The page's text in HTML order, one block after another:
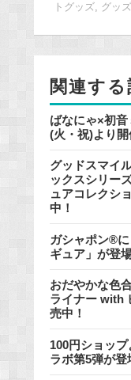
b
o
o
トグッズ, グッ
関連する
ばなにゃ×初
(火・祝)より開
グッドスマイ
ックスシリー
ュアコレクシ
中！
ガシャポン®
ギュア」が登場
おだやかな色
ライナー with
売中！
100円ショッ
ラボ第5弾が登